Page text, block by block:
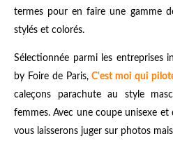
termes pour en faire une gamme
stylés et colorés.
Sélectionnée parmi les entreprises
by Foire de Paris,C'est moi qui
caleçons parachute au style
femmes. Avec une coupe unisexe
vous laisserons juger sur photos